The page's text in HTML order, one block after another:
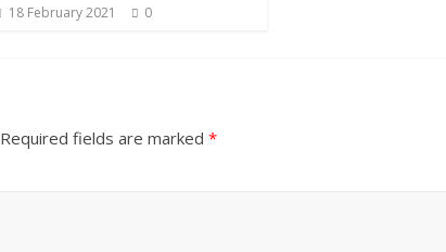
18 February 2021 0
Required fields are marked *